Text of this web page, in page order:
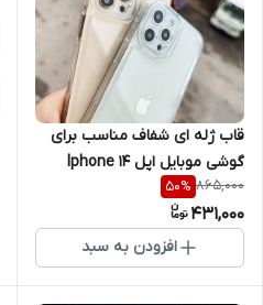
قاب ژله ای شفاف مناسب برای
گوشی موبایل اپل Iphone 14
ProMax
865,000
50%
431,000
افزودن به سبد